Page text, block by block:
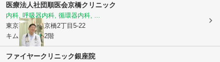
医療法人社団順医会京橋クリニック
内科, 呼吸器内科, 循環器内科, ...
東京都中央区京橋2丁目5-22
キムラヤビル2階
ファイヤークリニック銀座院